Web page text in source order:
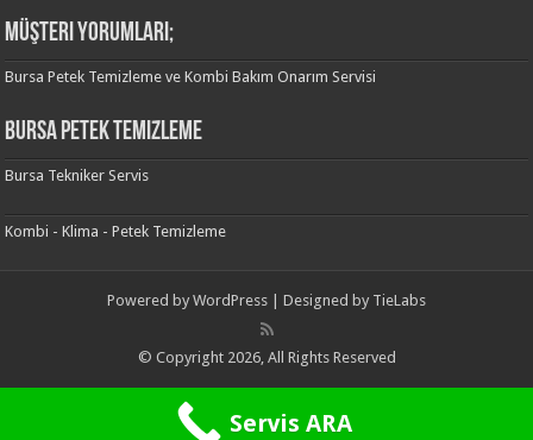
Müşteri Yorumları;
Bursa Petek Temizleme ve Kombi Bakım Onarım Servisi
Bursa Petek Temizleme
Bursa Tekniker Servis
Kombi - Klima - Petek Temizleme
Powered by WordPress | Designed by TieLabs
© Copyright 2026, All Rights Reserved
Servis ARA